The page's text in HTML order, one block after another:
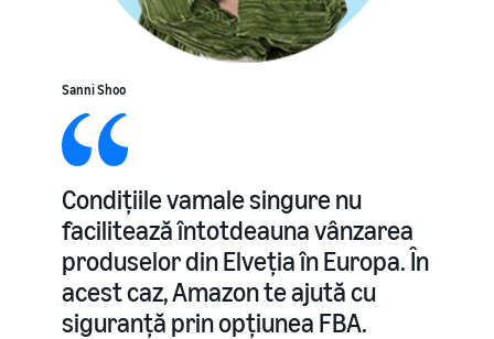
Sanni Shoo
Condițiile vamale singure nu
facilitează întotdeauna vânzarea
produselor din Elveția în Europa. În
acest caz, Amazon te ajută cu
siguranță prin opțiunea FBA.